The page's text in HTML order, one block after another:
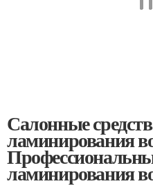
Салонные
ламинирования
ламинирования